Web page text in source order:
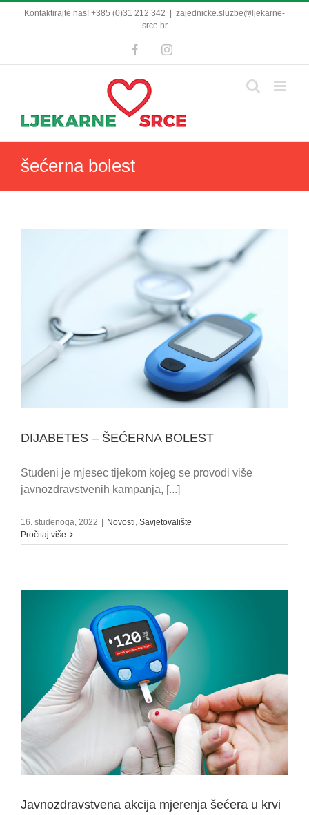
content
Kontaktirajte nas! +385 (0)31 212 342
zajednicke.sluzbe@ljekarne-
srce.hr
FacebookInstagram
šećerna bolest
DIJABETES – ŠEĆERNA BOLEST
Studeni je mjesec tijekom kojeg se provodi više
javnozdravstvenih kampanja, [...]
16. studenoga, 2022 Novosti, Savjetovalište
Pročitaj više
Javnozdravstvena akcija mjerenja šećera u krvi